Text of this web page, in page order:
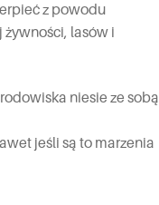
z powodu
lasów i
niesie ze sobą
jeśli są to marzenia